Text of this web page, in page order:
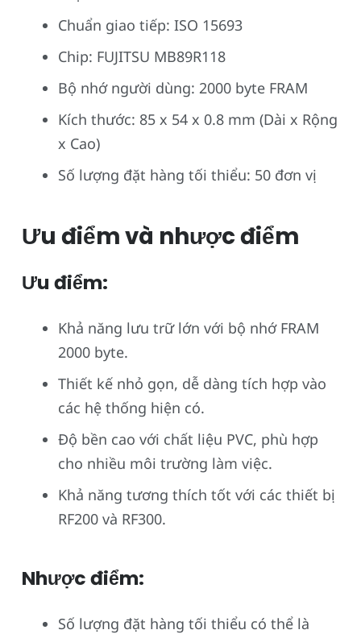
Chuẩn giao tiếp: ISO 15693
Chip: FUJITSU MB89R118
Bộ nhớ người dùng: 2000 byte FRAM
Kích thước: 85 x 54 x 0.8 mm (Dài x Rộng
x Cao)
Số lượng đặt hàng tối thiểu: 50 đơn vị
Ưu điểm và nhược điểm
Ưu điểm:
Khả năng lưu trữ lớn với bộ nhớ FRAM
2000 byte.
Thiết kế nhỏ gọn, dễ dàng tích hợp vào
các hệ thống hiện có.
Độ bền cao với chất liệu PVC, phù hợp
cho nhiều môi trường làm việc.
Khả năng tương thích tốt với các thiết bị
RF200 và RF300.
Nhược điểm:
Số lượng đặt hàng tối thiểu có thể là